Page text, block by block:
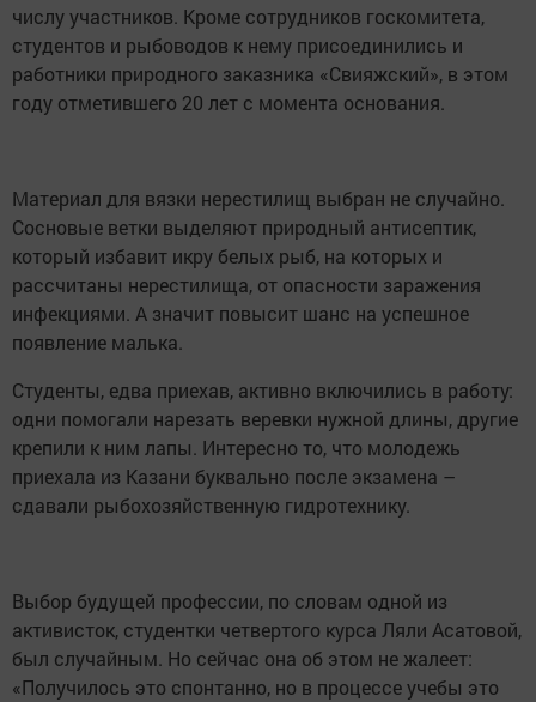
числу участников. Кроме сотрудников госкомитета,
студентов и рыбоводов к нему присоединились и
работники природного заказника «Свияжский», в этом
году отметившего 20 лет с момента основания.
Материал для вязки нерестилищ выбран не случайно.
Сосновые ветки выделяют природный антисептик,
который избавит икру белых рыб, на которых и
рассчитаны нерестилища, от опасности заражения
инфекциями. А значит повысит шанс на успешное
появление малька.
Студенты, едва приехав, активно включились в работу:
одни помогали нарезать веревки нужной длины, другие
крепили к ним лапы. Интересно то, что молодежь
приехала из Казани буквально после экзамена –
сдавали рыбохозяйственную гидротехнику.
Выбор будущей профессии, по словам одной из
активисток, студентки четвертого курса Ляли Асатовой,
был случайным. Но сейчас она об этом не жалеет:
«Получилось это спонтанно, но в процессе учебы это